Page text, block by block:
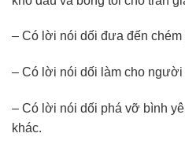
– Có lời nói dối đưa đến chém
– Có lời nói dối làm cho người
– Có lời nói dối phá vỡ bình
khác.